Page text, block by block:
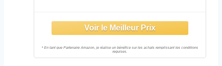
voyage, blanc et bleu, Lot de 2,
modèle HX6851/34